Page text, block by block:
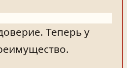
Теперь у